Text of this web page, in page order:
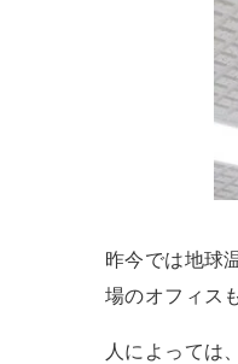
昨今では地球
場のオフィス
人によっては